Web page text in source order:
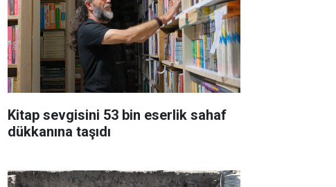
Kitap sevgisini 53 bin eserlik sahaf
dükkanına taşıdı